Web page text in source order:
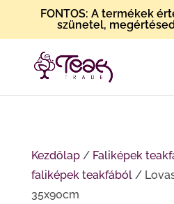
FONTOS: A termékek
szünetel,
Kezdőlap/ Faliképek
faliképek teakfából/ Lovas
35x90cm